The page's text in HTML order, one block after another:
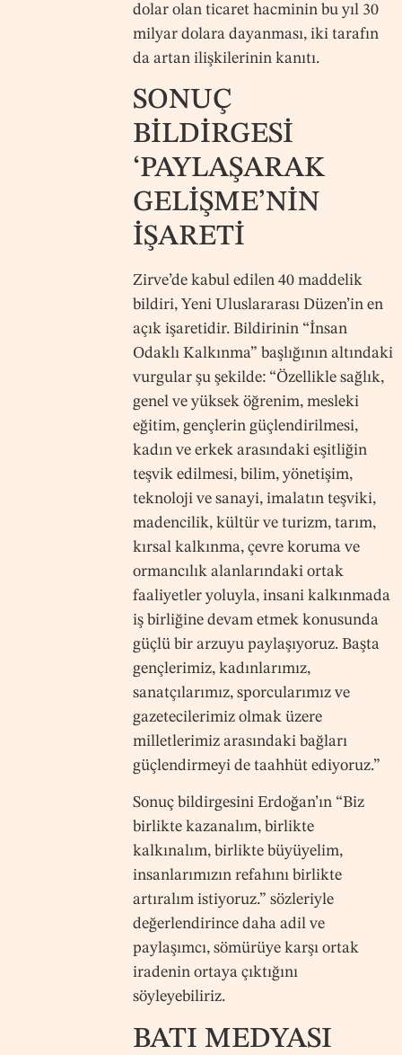
dolar olan ticaret hacminin bu yıl 30
milyar dolara dayanması, iki tarafın
da artan ilişkilerinin kanıtı.
SONUÇ
BİLDİRGESİ
‘PAYLAŞARAK
GELİŞME’NİN
İŞARETİ
Zirve’de kabul edilen 40 maddelik
bildiri, Yeni Uluslararası Düzen’in en
açık işaretidir. Bildirinin “İnsan
Odaklı Kalkınma” başlığının altındaki
vurgular şu şekilde: “Özellikle sağlık,
genel ve yüksek öğrenim, mesleki
eğitim, gençlerin güçlendirilmesi,
kadın ve erkek arasındaki eşitliğin
teşvik edilmesi, bilim, yönetişim,
teknoloji ve sanayi, imalatın teşviki,
madencilik, kültür ve turizm, tarım,
kırsal kalkınma, çevre koruma ve
ormancılık alanlarındaki ortak
faaliyetler yoluyla, insani kalkınmada
iş birliğine devam etmek konusunda
güçlü bir arzuyu paylaşıyoruz. Başta
gençlerimiz, kadınlarımız,
sanatçılarımız, sporcularımız ve
gazetecilerimiz olmak üzere
milletlerimiz arasındaki bağları
güçlendirmeyi de taahhüt ediyoruz.”
Sonuç bildirgesini Erdoğan’ın “Biz
birlikte kazanalım, birlikte
kalkınalım, birlikte büyüyelim,
insanlarımızın refahını birlikte
artıralım istiyoruz.” sözleriyle
değerlendirince daha adil ve
paylaşımcı, sömürüye karşı ortak
iradenin ortaya çıktığını
söyleyebiliriz.
BATI MEDYASI